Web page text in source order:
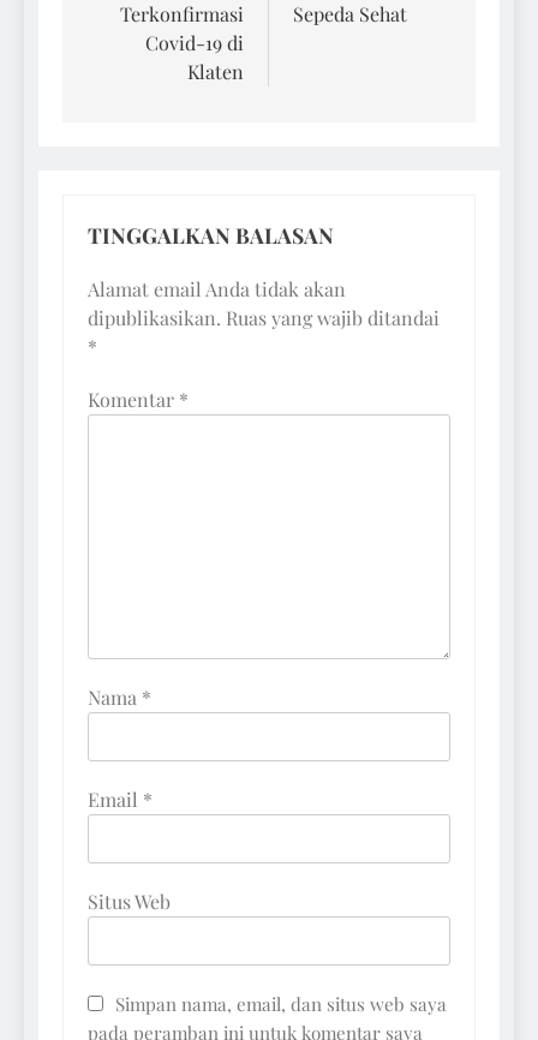
Terkonfirmasi
Covid-19 di
Klaten
Sepeda Sehat
TINGGALKAN BALASAN
Alamat email Anda tidak akan
dipublikasikan. Ruas yang wajib ditandai
*
Komentar *
Nama *
Email *
Situs Web
Simpan nama, email, dan situs web saya
pada peramban ini untuk komentar saya